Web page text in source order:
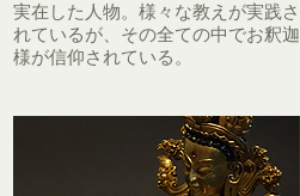
実在した人物。様々な教えが実践さ
れているが、その全ての中でお釈迦
様が信仰されている。